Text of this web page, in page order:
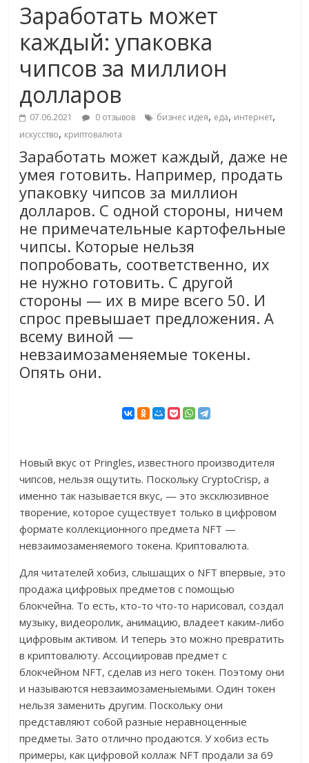
Заработать может
каждый: упаковка
чипсов за миллион
долларов
07.06.2021 0 отзывов бизнес идея, еда, интернет,
искусство, криптовалюта
Заработать может каждый, даже не
умея готовить. Например, продать
упаковку чипсов за миллион
долларов. С одной стороны, ничем
не примечательные картофельные
чипсы. Которые нельзя
попробовать, соответственно, их
не нужно готовить. С другой
стороны — их в мире всего 50. И
спрос превышает предложения. А
всему виной —
невзаимозаменяемые токены.
Опять они.
Новый вкус от Pringles, известного производителя
чипсов, нельзя ощутить. Поскольку CryptoCrisp, а
именно так называется вкус, — это эксклюзивное
творение, которое существует только в цифровом
формате коллекционного предмета NFT —
невзаимозаменяемого токена. Криптовалюта.
Для читателей хобиз, слышащих о NFT впервые, это
продажа цифровых предметов с помощью
блокчейна. То есть, кто-то что-то нарисовал, создал
музыку, видеоролик, анимацию, владеет каким-либо
цифровым активом. И теперь это можно превратить
в криптовалюту. Ассоциировав предмет с
блокчейном NFT, сделав из него токен. Поэтому они
и называются невзаимозаменыемыми. Один токен
нельзя заменить другим. Поскольку они
представляют собой разные неравноценные
предметы. Зато отлично продаются. У хобиз есть
примеры, как цифровой коллаж NFT продали за 69